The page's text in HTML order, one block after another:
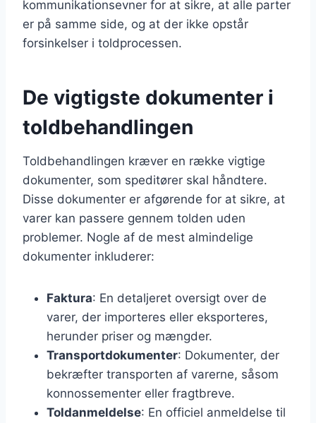
kommunikationsevner for at sikre, at alle parter
er på samme side, og at der ikke opstår
forsinkelser i toldprocessen.
De vigtigste dokumenter i
toldbehandlingen
Toldbehandlingen kræver en række vigtige
dokumenter, som speditører skal håndtere.
Disse dokumenter er afgørende for at sikre, at
varer kan passere gennem tolden uden
problemer. Nogle af de mest almindelige
dokumenter inkluderer:
Faktura: En detaljeret oversigt over de
varer, der importeres eller eksporteres,
herunder priser og mængder.
Transportdokumenter: Dokumenter, der
bekræfter transporten af varerne, såsom
konnossementer eller fragtbreve.
Toldanmeldelse: En officiel anmeldelse til